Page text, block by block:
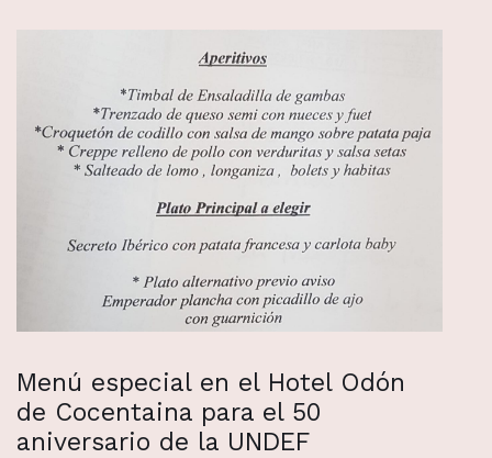
Menú especial en el Hotel Odón
de Cocentaina para el 50
aniversario de la UNDEF